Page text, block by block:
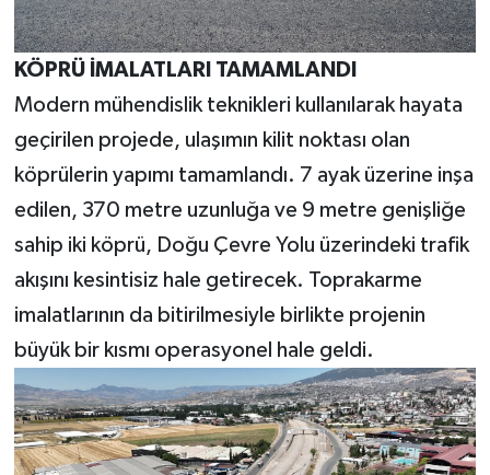
KÖPRÜ İMALATLARI TAMAMLANDI
Modern mühendislik teknikleri kullanılarak hayata
geçirilen projede, ulaşımın kilit noktası olan
köprülerin yapımı tamamlandı. 7 ayak üzerine inşa
edilen, 370 metre uzunluğa ve 9 metre genişliğe
sahip iki köprü, Doğu Çevre Yolu üzerindeki trafik
akışını kesintisiz hale getirecek. Toprakarme
imalatlarının da bitirilmesiyle birlikte projenin
büyük bir kısmı operasyonel hale geldi.